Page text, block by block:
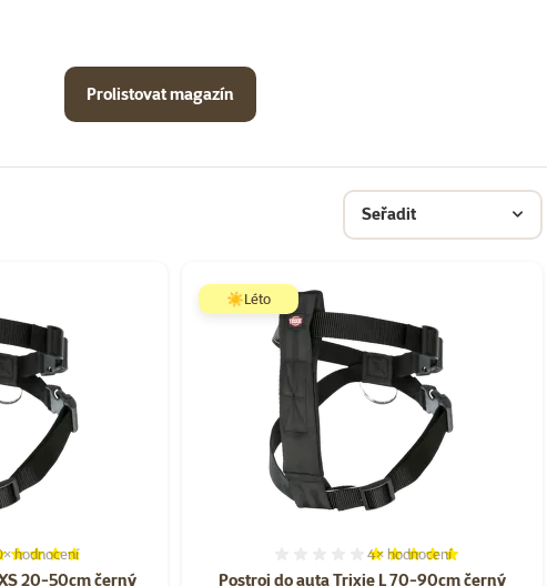
Prolistovat magazín
Seřadit
20-50cm černý
94%, počet hodnocení: 10
hodnocení
Postroj do auta Trixie L 70-90cm černý
Hodnocení 100%, počet
4× hodnocení
☀️Léto